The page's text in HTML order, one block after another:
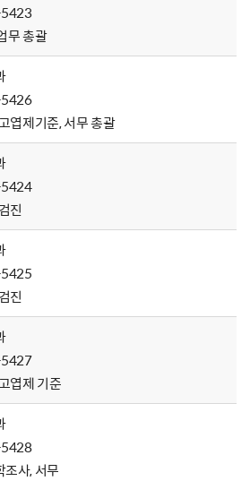
무 총괄
엽제기준, 서무 총괄
진
진
엽제 기준
사, 서무